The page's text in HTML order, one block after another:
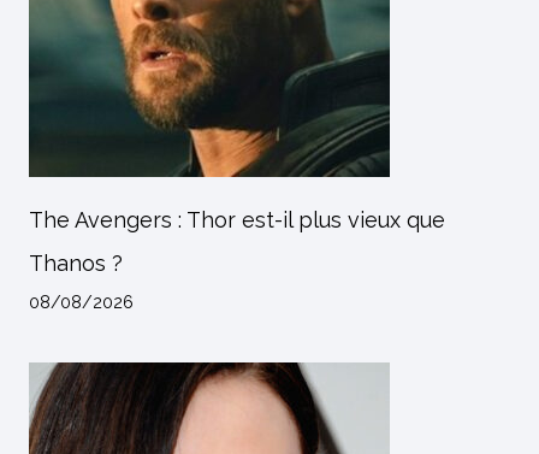
The Avengers : Thor est-il plus vieux que
Thanos ?
08/08/2026